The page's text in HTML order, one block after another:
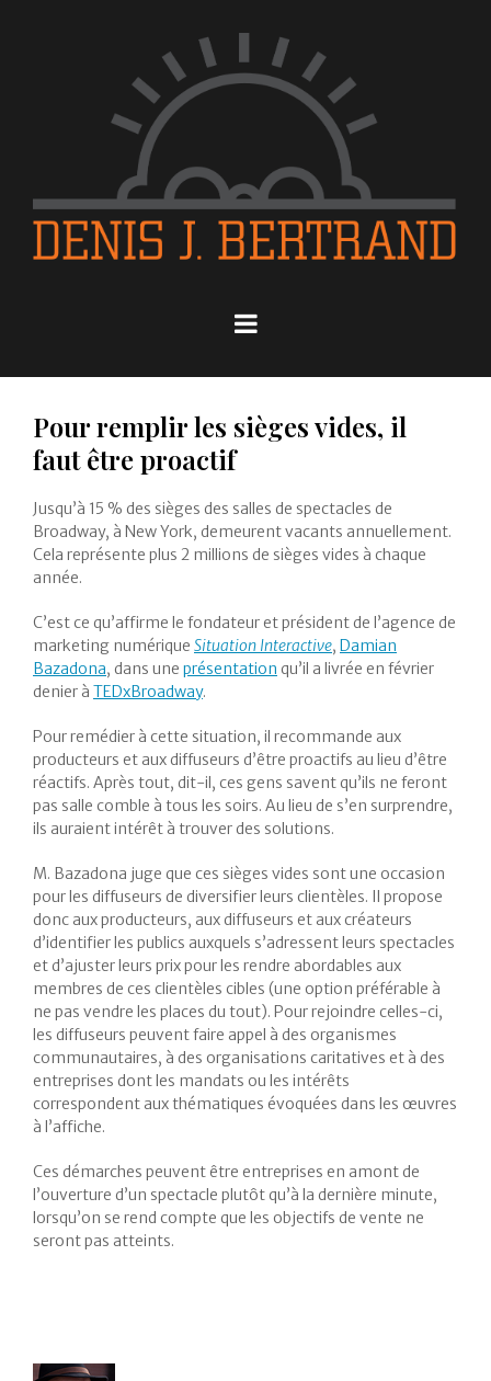
Pour remplir les sièges vides, il
faut être proactif
Jusqu’à 15 % des sièges des salles de spectacles de
Broadway, à New York, demeurent vacants annuellement.
Cela représente plus 2 millions de sièges vides à chaque
année.
C’est ce qu’affirme le fondateur et président de l’agence de
marketing numérique Situation Interactive, Damian
Bazadona, dans une présentation qu’il a livrée en février
denier à TEDxBroadway.
Pour remédier à cette situation, il recommande aux
producteurs et aux diffuseurs d’être proactifs au lieu d’être
réactifs. Après tout, dit-il, ces gens savent qu’ils ne feront
pas salle comble à tous les soirs. Au lieu de s’en surprendre,
ils auraient intérêt à trouver des solutions.
M. Bazadona juge que ces sièges vides sont une occasion
pour les diffuseurs de diversifier leurs clientèles. Il propose
donc aux producteurs, aux diffuseurs et aux créateurs
d’identifier les publics auxquels s’adressent leurs spectacles
et d’ajuster leurs prix pour les rendre abordables aux
membres de ces clientèles cibles (une option préférable à
ne pas vendre les places du tout). Pour rejoindre celles-ci,
les diffuseurs peuvent faire appel à des organismes
communautaires, à des organisations caritatives et à des
entreprises dont les mandats ou les intérêts
correspondent aux thématiques évoquées dans les œuvres
à l’affiche.
Ces démarches peuvent être entreprises en amont de
l’ouverture d’un spectacle plutôt qu’à la dernière minute,
lorsqu’on se rend compte que les objectifs de vente ne
seront pas atteints.